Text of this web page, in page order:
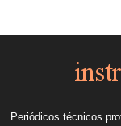
Periódicos técnicos